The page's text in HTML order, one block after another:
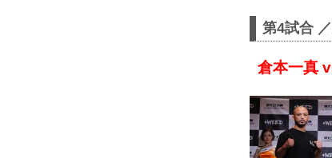
第4試合
倉本一真